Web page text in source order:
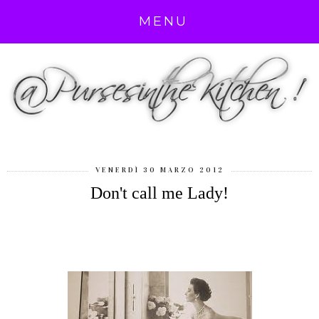
MENU
VENERDÌ 30 MARZO 2012
Don't call me Lady!